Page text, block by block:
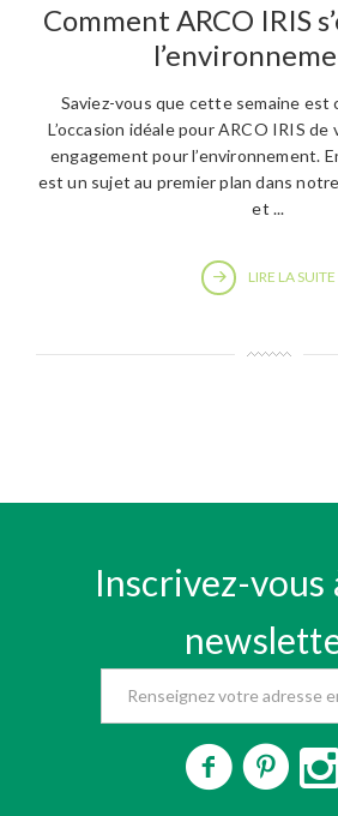
Comment ARCO IRIS
Saviez-vous que cette semaine est
L’occasion idéale pour ARCO IRIS
engagement pour l’environnement.
est un sujet au premier plan dans
et ...
LIRE LA SUITE
Inscrivez-vous